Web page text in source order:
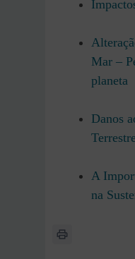
Mar –
planeta
Danos
A
na